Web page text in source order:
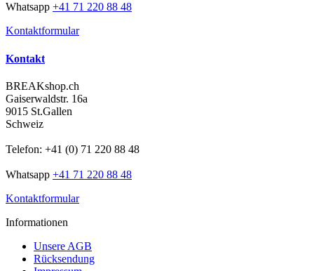
Whatsapp +41 71 220 88 48
Kontaktformular
Kontakt
BREAKshop.ch
Gaiserwaldstr. 16a
9015 St.Gallen
Schweiz
Telefon: +41 (0) 71 220 88 48
Whatsapp +41 71 220 88 48
Kontaktformular
Informationen
Unsere AGB
Rücksendung